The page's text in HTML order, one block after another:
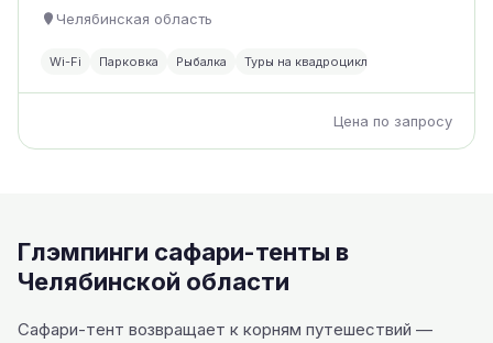
Челябинская область
Wi-Fi Парковка Рыбалка Туры на квадроциклах
Цена по запросу
Глэмпинги сафари-тенты в
Челябинской области
Сафари-тент возвращает к корням путешествий —